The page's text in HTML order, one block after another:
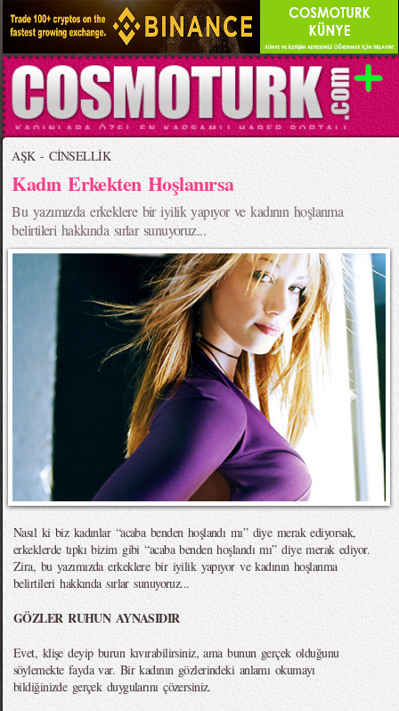
AŞK - CİNSELLİK
Kadın Erkekten Hoşlanırsa
Bu yazımızda erkeklere bir iyilik yapıyor ve kadının hoşlanma
belirtileri hakkında sırlar sunuyoruz...
Nasıl ki biz kadınlar “acaba benden hoşlandı mı” diye merak ediyorsak,
erkeklerde tıpkı bizim gibi “acaba benden hoşlandı mı” diye merak ediyor.
Zira, bu yazımızda erkeklere bir iyilik yapıyor ve kadının hoşlanma
belirtileri hakkında sırlar sunuyoruz...
GÖZLER RUHUN AYNASIDIR
Evet, klişe deyip burun kıvırabilirsiniz, ama bunun gerçek olduğunu
söylemekte fayda var. Bir kadının gözlerindeki anlamı okumayı
bildiğinizde gerçek duygularını çözersiniz.